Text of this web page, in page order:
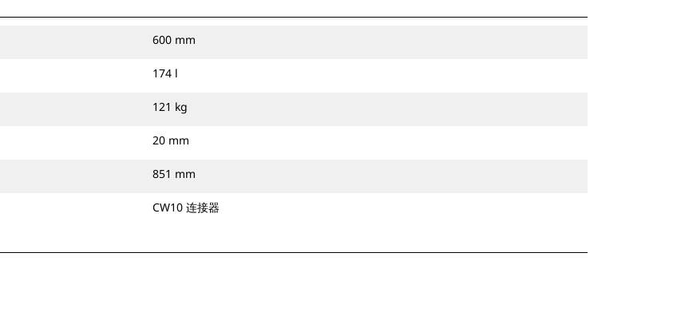
600 mm
174 l
121 kg
20 mm
851 mm
CW10 连接器